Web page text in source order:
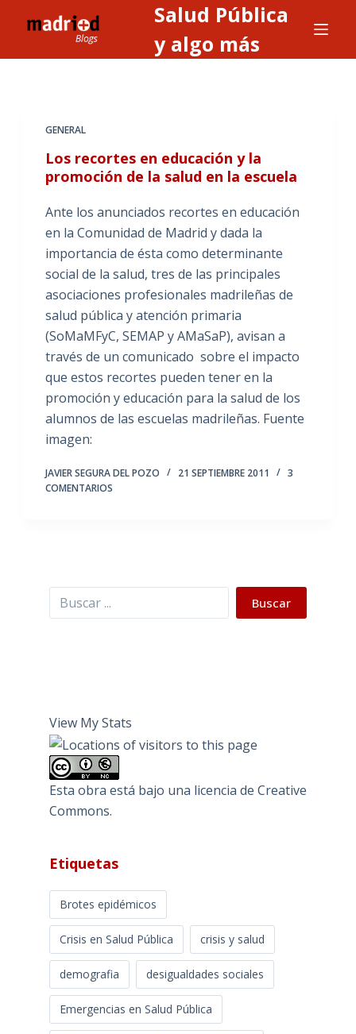
l
Salud Pública
y algo más
GENERAL
Los recortes en educación y la
promoción de la salud en la escuela
Ante los anunciados recortes en educación
en la Comunidad de Madrid y dada la
importancia de ésta como determinante
social de la salud, tres de las principales
asociaciones profesionales madrileñas de
salud pública y atención primaria
(SoMaMFyC, SEMAP y AMaSaP), avisan a
través de un comunicado sobre el impacto
que estos recortes pueden tener en la
promoción y educación para la salud de los
alumnos de las escuelas madrileñas. Fuente
imagen:
JAVIER SEGURA DEL POZO 21 SEPTIEMBRE 2011
3
COMENTARIOS
Buscar Buscar
View My Stats
Esta obra está bajo una licencia de Creative
Commons.
Etiquetas
Brotes epidémicos
Crisis en Salud Pública crisis y salud
demografia desigualdades sociales
Emergencias en Salud Pública